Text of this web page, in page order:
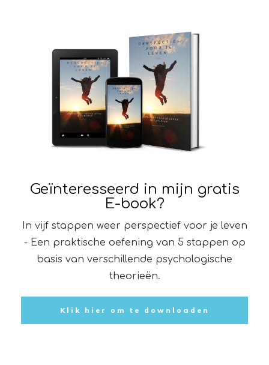
Geïnteresseerd in mijn gratis
E-book?
In vijf stappen weer perspectief voor je leven
- Een praktische oefening van 5 stappen op
basis van verschillende psychologische
theorieën.
Klik hier om te downloaden